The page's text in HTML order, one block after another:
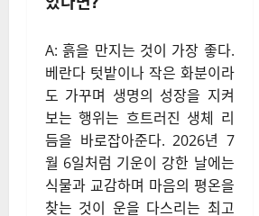
A: 흙을 만지는 것이 가장 좋다.
베란다 텃밭이나 작은 화분이라
도 가꾸며 생명의 성장을 지켜
보는 행위는 흐트러진 생체 리
듬을 바로잡아준다. 2026년 7
월 6일처럼 기운이 강한 날에는
식물과 교감하며 마음의 평온을
찾는 것이 운을 다스리는 최고